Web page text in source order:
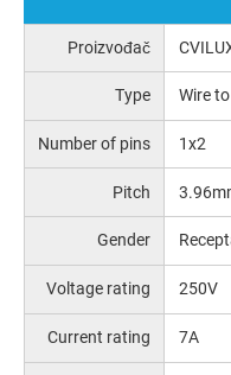
Proizvođač
Type Wire
Number of pins 1x2
Pitch
Gender
Voltage rating 250V
Current rating 7A